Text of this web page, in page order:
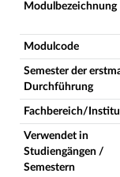
Modulbezeichnung
Modulcode
Semester der
Durchführung
Fachbereich/
Verwendet in
Studiengängen /
Semestern